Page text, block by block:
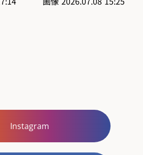
Instagram